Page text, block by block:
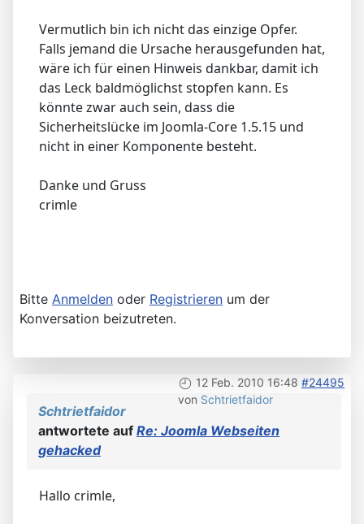
Vermutlich bin ich nicht das einzige Opfer.
Falls jemand die Ursache herausgefunden hat,
wäre ich für einen Hinweis dankbar, damit ich
das Leck baldmöglichst stopfen kann. Es
könnte zwar auch sein, dass die
Sicherheitslücke im Joomla-Core 1.5.15 und
nicht in einer Komponente besteht.
Danke und Gruss
crimle
Bitte Anmelden oder Registrieren um der
Konversation beizutreten.
12 Feb. 2010 16:48 #24495
von Schtrietfaidor
Schtrietfaidor
antwortete auf Re: Joomla Webseiten
gehacked
Hallo crimle,